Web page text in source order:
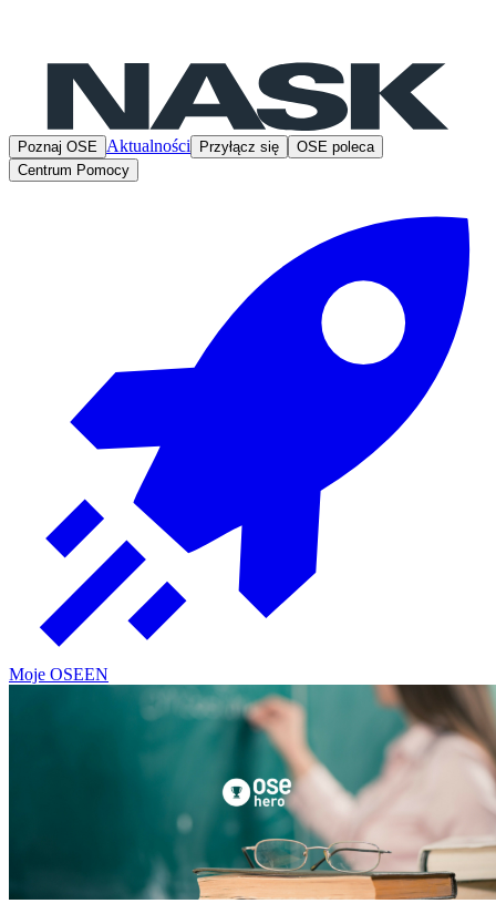
Poznaj OSE Aktualności Przyłącz się
OSE poleca
Centrum Pomocy
Moje OSEEN